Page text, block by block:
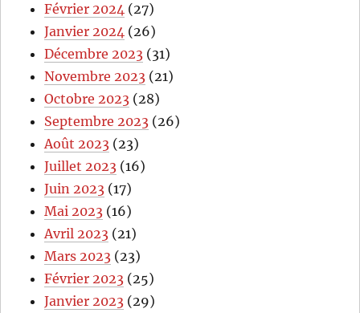
Février 2024 (27)
Janvier 2024 (26)
Décembre 2023 (31)
Novembre 2023 (21)
Octobre 2023 (28)
Septembre 2023 (26)
Août 2023 (23)
Juillet 2023 (16)
Juin 2023 (17)
Mai 2023 (16)
Avril 2023 (21)
Mars 2023 (23)
Février 2023 (25)
Janvier 2023 (29)